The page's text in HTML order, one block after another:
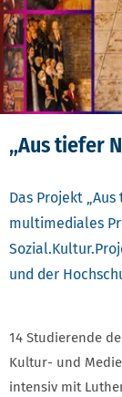
„Aus tiefer
Das Projekt
multimediales
und der
14 Studierende
Kultur- und
intensiv mit